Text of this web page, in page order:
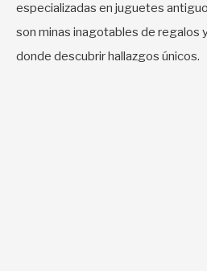
especializadas en juguetes
son minas inagotables de regalos
donde descubrir hallazgos únicos.